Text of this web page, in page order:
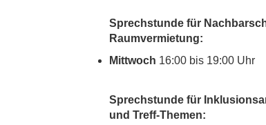
Sprechstunde für
Raumvermietung:
Mittwoch 16:00 bis 19:00 Uhr
Sprechstunde für
und Treff-Themen: